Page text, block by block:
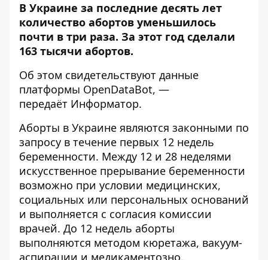
В Украине за последние десять лет
количество абортов уменьшилось
почти в три раза. За этот год сделали
163 тысячи абортов.
Об этом свидетельствуют данные
платформы OpenDataBot, —
передаёт Информатор.
Аборты в Украине являются законными по
запросу в течение первых 12 недель
беременности. Между 12 и 28 неделями
искусственное прерывание беременности
возможно при условии медицинских,
социальных или персональных оснований
и выполняется с согласия комиссии
врачей. До 12 недель аборты
выполняются методом кюретажа, вакуум-
аспирации и медикаментозно.